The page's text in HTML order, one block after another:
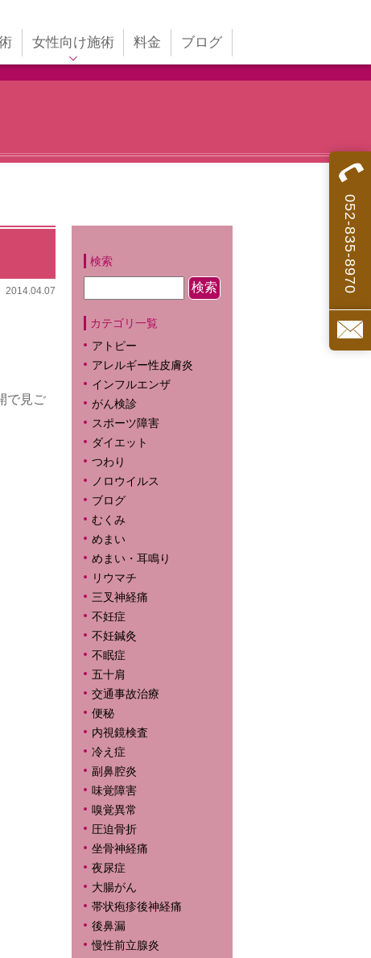
女性向け施術 料金 ブログ
2014.04.07
で見ご
検索
カテゴリ一覧
アトピー
アレルギー性皮膚炎
インフルエンザ
がん検診
スポーツ障害
ダイエット
つわり
ノロウイルス
ブログ
むくみ
めまい
めまい・耳鳴り
リウマチ
三叉神経痛
不妊症
不妊鍼灸
不眠症
五十肩
交通事故治療
便秘
内視鏡検査
冷え症
副鼻腔炎
味覚障害
嗅覚異常
圧迫骨折
坐骨神経痛
夜尿症
大腸がん
帯状疱疹後神経痛
後鼻漏
慢性前立腺炎
052-835-8970